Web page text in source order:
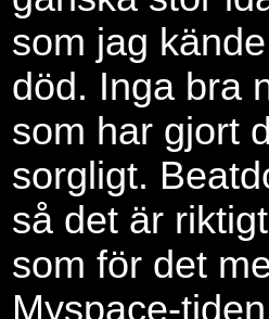
som jag
död. Inga bra
som har gjort
sorgligt.
så det är
som för det
Myspace-